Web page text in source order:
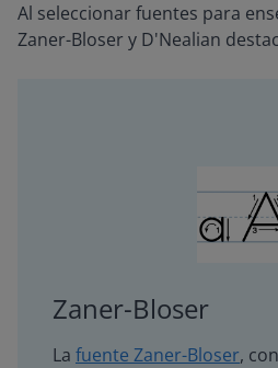
Al seleccionar fuentes para
Zaner-Bloser y D'Nealian
Zaner-Bloser
La fuente Zaner-Bloser,